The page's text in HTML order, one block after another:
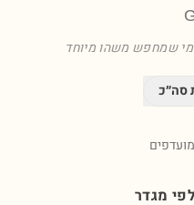
למי שמחפש משהו מיוחד
סה״כ
מגדר